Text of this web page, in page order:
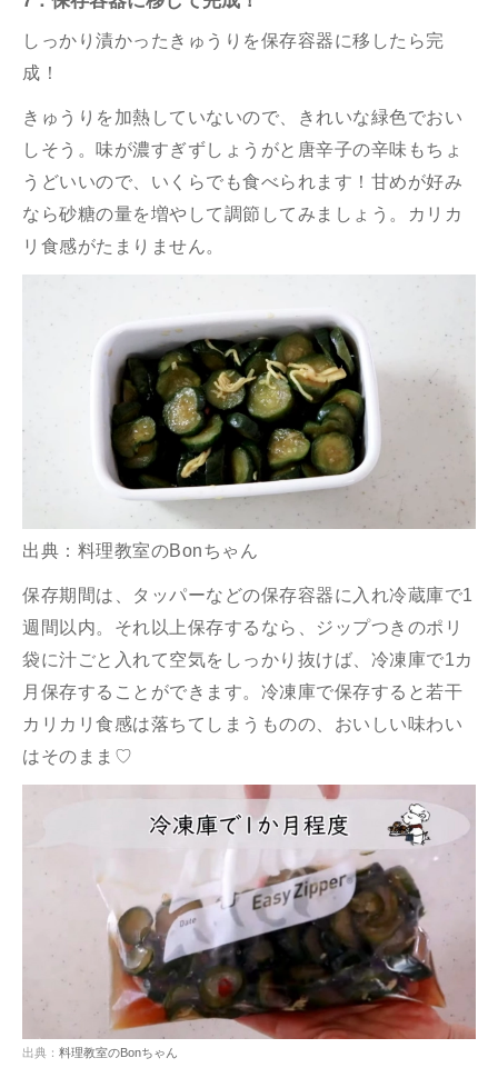
しっかり漬かったきゅうりを保存容器に移したら完
成！
きゅうりを加熱していないので、きれいな緑色でおい
しそう。味が濃すぎずしょうがと唐辛子の辛味もちょ
うどいいので、いくらでも食べられます！甘めが好み
なら砂糖の量を増やして調節してみましょう。カリカ
リ食感がたまりません。
出典： 料理教室のBonちゃん
保存期間は、タッパーなどの保存容器に入れ冷蔵庫で1
週間以内。それ以上保存するなら、ジップつきのポリ
袋に汁ごと入れて空気をしっかり抜けば、冷凍庫で1カ
月保存することができます。冷凍庫で保存すると若干
カリカリ食感は落ちてしまうものの、おいしい味わい
はそのまま♡
出典： 料理教室のBonちゃん